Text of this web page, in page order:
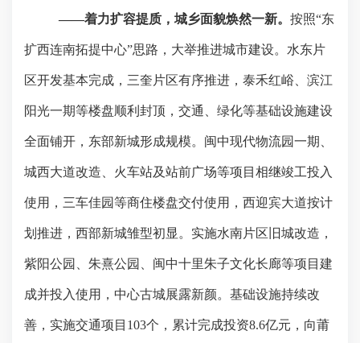
——着力扩容提质，城乡面貌焕然一新。 按照“东
扩西连南拓提中心”思路，大举推进城市建设。水东片
区开发基本完成，三奎片区有序推进，泰禾红峪、滨江
阳光一期等楼盘顺利封顶，交通、绿化等基础设施建设
全面铺开，东部新城形成规模。闽中现代物流园一期、
城西大道改造、火车站及站前广场等项目相继竣工投入
使用，三车佳园等商住楼盘交付使用，西迎宾大道按计
划推进，西部新城雏型初显。实施水南片区旧城改造，
紫阳公园、朱熹公园、闽中十里朱子文化长廊等项目建
成并投入使用，中心古城展露新颜。基础设施持续改
善，实施交通项目 103个，累计完成投资8.6亿元，向莆